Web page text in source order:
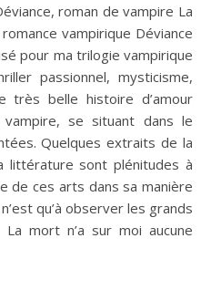
vampirique Déviance
pour ma trilogie vampirique
passionnel, mysticisme,
très belle histoire d’amour
se situant dans le
Quelques extraits de la
sont plénitudes à
de ces arts dans sa manière
qu’à observer les grands
mort n’a sur moi aucune